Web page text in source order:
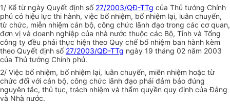
1/ Kể từ ngày Quyết định số 27/2003/QĐ-TTg của Thủ tướng Chính
phủ có hiệu lực thi hành, việc bổ nhiệm, bổ nhiệm lại, luân chuyển,
từ chức, miễn nhiệm cán bộ, công chức lãnh đạo trong các cơ quan,
đơn vị và doanh nghiệp của nhà nước thuộc các Bộ, Tỉnh và Tổng
công ty đều phải thực hiện theo Quy chế bổ nhiệm ban hành kèm
theo Quyết định số 27/2003/QĐ-TTg ngày 19 tháng 02 năm 2003
của Thủ tướng Chính phủ.
2/ Việc bổ nhiệm, bổ nhiệm lại, luân chuyển, miễn nhiệm hoặc từ
chức đối với cán bộ, công chức lãnh đạo phải đảm bảo đúng
nguyên tắc, thủ tục, trách nhiệm và thẩm quyền quy định của Đảng
và Nhà nước.